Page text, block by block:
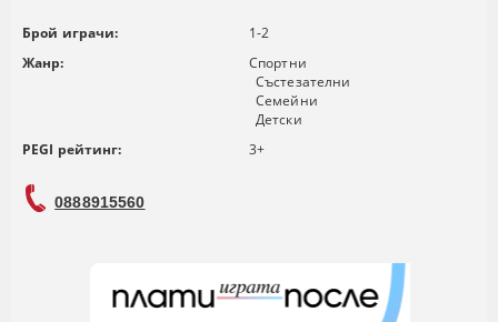
Брой играчи:
1-2
Жанр:
Спортни
Състезателни
Семейни
Детски
PEGI рейтинг:
3+
0888915560